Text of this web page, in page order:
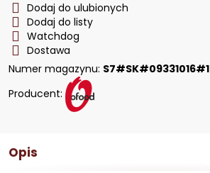
Dodaj do ulubionych
Dodaj do listy
Watchdog
Dostawa
Numer magazynu: S7#SK#09331016#1
Producent:
Opis